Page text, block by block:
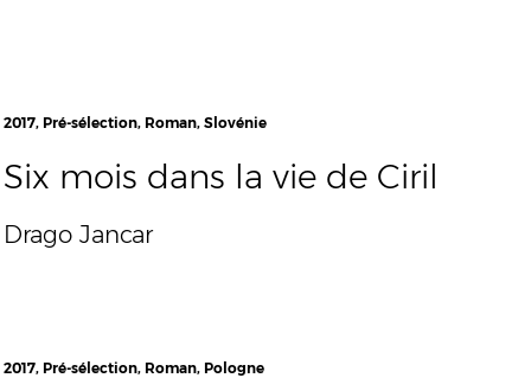
2017, Pré-sélection, Roman, Slovénie
Six mois dans la vie de Ciril
Drago Jancar
2017, Pré-sélection, Roman, Pologne